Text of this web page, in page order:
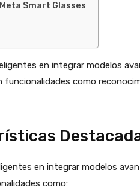
Smart Glasses
en integrar modelos
como
en integrar modelos
como: